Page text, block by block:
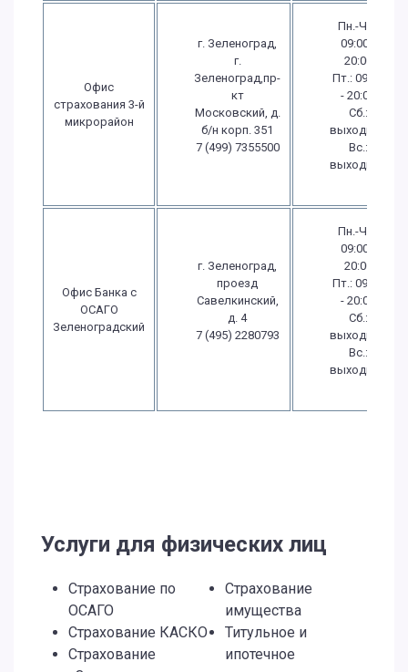
Офис
страхования 3-й
микрорайон
г. Зеленоград,
г.
Зеленоград,пр-
кт
Московский, д.
б/н корп. 351
7 (499) 7355500
Пн.-Чт.:
09:00 -
20:00
Пт.: 09:00
- 20:00
Сб.:
выходной
Вс.:
выходной
Офис Банка с
ОСАГО
Зеленоградский
г. Зеленоград,
проезд
Савелкинский,
д. 4
7 (495) 2280793
Пн.-Чт.:
09:00 -
20:00
Пт.: 09:00
- 20:00
Сб.:
выходной
Вс.:
выходной
Услуги для физических лиц
Страхование по
ОСАГО
Страхование КАСКО
Страхование
Страхование
имущества
Титульное и
ипотечное